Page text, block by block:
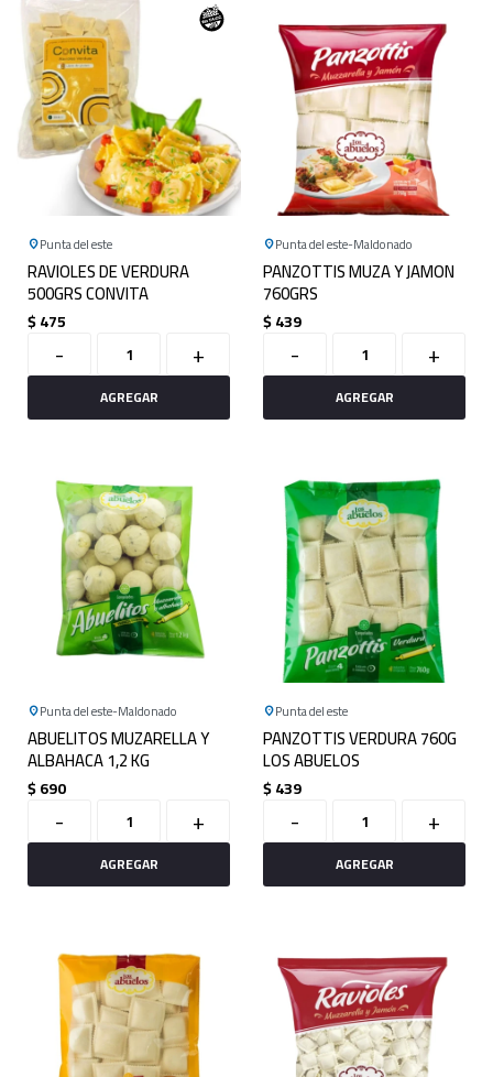
Punta del este
RAVIOLES DE VERDURA
500GRS CONVITA
$475
- +
Punta del este Maldonado
PANZOTTIS MUZA Y JAMON
760GRS
$439
- +
Punta del este Maldonado
ABUELITOS MUZARELLA Y
ALBAHACA 1,2 KG
$690
- +
Punta del este
PANZOTTIS VERDURA 760G
LOS ABUELOS
$439
- +